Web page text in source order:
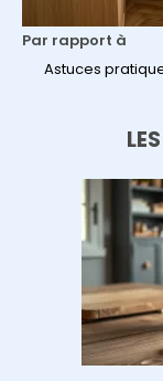
Par rapport à
Astuces